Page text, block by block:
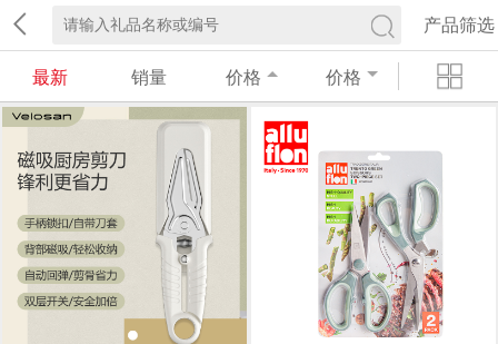
产品筛选
最新 销量 价格 价格